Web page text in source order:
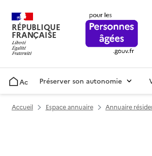
RÉPUBLIQUE
FRANÇAISE
AccueilPréserver son autonomie
Accueil Espace annuaire Annuaire